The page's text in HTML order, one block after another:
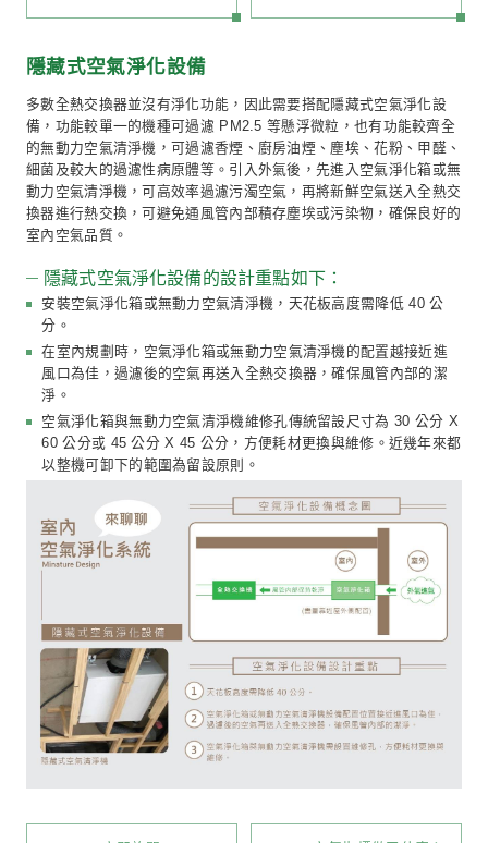
全熱交換器常見的配管方式可分為螺旋風管、PVC 硬
管。螺旋風管美觀，但施工價格較高，適合工業風裸
設計。PVC 管轉接配件容易取得，大管轉接小管施工
天花板包覆的設計。PE 管施工簡易，管內潔淨度佳，
箱平均分配風量，缺點是價格高，適合有天花板包覆
全熱交換器配置風管時，應注意預留足夠的天花板高
硬管施工方式為例，管徑最大的進風與排風口管徑為
通過樑下時，加上角料與矽酸鈣板封板厚度，至少需
分高度。其他通往房間的風管或回風風管管徑為 4 吋
樑下加上木作封板厚度，需預留約 15 公分高度。
一般出風口會設置在房間內，每個房間配置出風口於
對角為最佳，如有美觀上考量，可以整合於吊隱式冷
格柵內。迴風口會設置在公共區域中，形成空氣對流
空氣循環。
依據微自然設計經驗，全熱迴風口可增設一到二處在
鞋櫃底板則配合木工增設透氣孔，以負壓帶動鞋櫃內
可有效去除異味。
與吊隱式冷氣規劃方式相同，安裝全熱交換器，天花
低 40 公分，規劃時配合樓高條件一併檢討，才不會使
迫感。